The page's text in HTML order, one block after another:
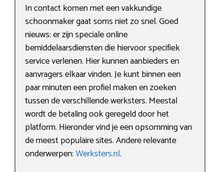
In contact komen met een vakkundige
schoonmaker gaat soms niet zo snel. Goed
nieuws: er zijn speciale online
bemiddelaarsdiensten die hiervoor specifiek
service verlenen. Hier kunnen aanbieders en
aanvragers elkaar vinden. Je kunt binnen een
paar minuten een profiel maken en zoeken
tussen de verschillende werksters. Meestal
wordt de betaling ook geregeld door het
platform. Hieronder vind je een opsomming van
de meest populaire sites. Andere relevante
onderwerpen:Werksters.nl.